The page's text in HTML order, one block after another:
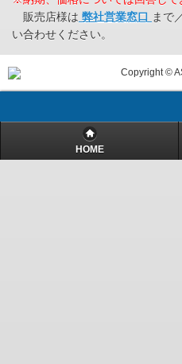
販売店様は 弊社営業窓口 まで
い合わせください。
Copyright ©
HOME